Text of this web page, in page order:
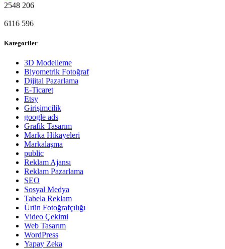
2548 206
6116 596
Kategoriler
3D Modelleme
Biyometrik Fotoğraf
Dijital Pazarlama
E-Ticaret
Etsy
Girişimcilik
google ads
Grafik Tasarım
Marka Hikayeleri
Markalaşma
public
Reklam Ajansı
Reklam Pazarlama
SEO
Sosyal Medya
Tabela Reklam
Ürün Fotoğrafçılığı
Video Çekimi
Web Tasarım
WordPress
Yapay Zeka